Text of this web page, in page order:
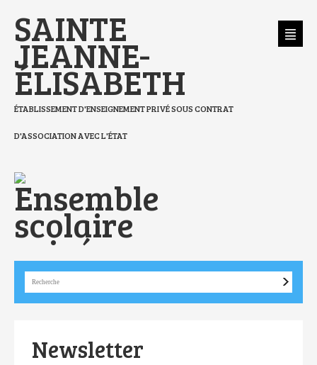
contenu.
|
Aller
à
navigation
SAINTE
JEANNE-
ÉLISABETH
ÉTABLISSEMENT D'ENSEIGNEMENT PRIVÉ SOUS CONTRAT
D'ASSOCIATION AVEC L'ÉTAT
Newsletter